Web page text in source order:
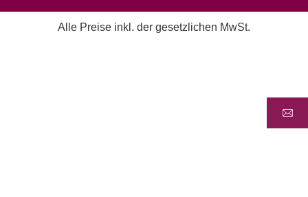
Alle Preise inkl. der gesetzlichen MwSt.